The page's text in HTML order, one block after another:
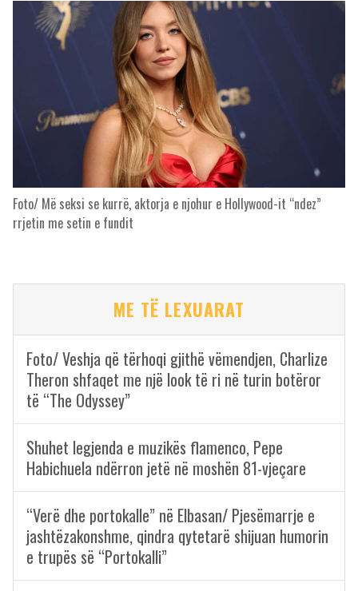
Foto/ Më seksi se kurrë, aktorja e njohur e Hollywood-it “ndez”
rrjetin me setin e fundit
ME TË LEXUARAT
Foto/ Veshja që tërhoqi gjithë vëmendjen, Charlize
Theron shfaqet me një look të ri në turin botëror
të “The Odyssey”
Shuhet legjenda e muzikës flamenco, Pepe
Habichuela ndërron jetë në moshën 81-vjeçare
“Verë dhe portokalle” në Elbasan/ Pjesëmarrje e
jashtëzakonshme, qindra qytetarë shijuan humorin
e trupës së “Portokalli”